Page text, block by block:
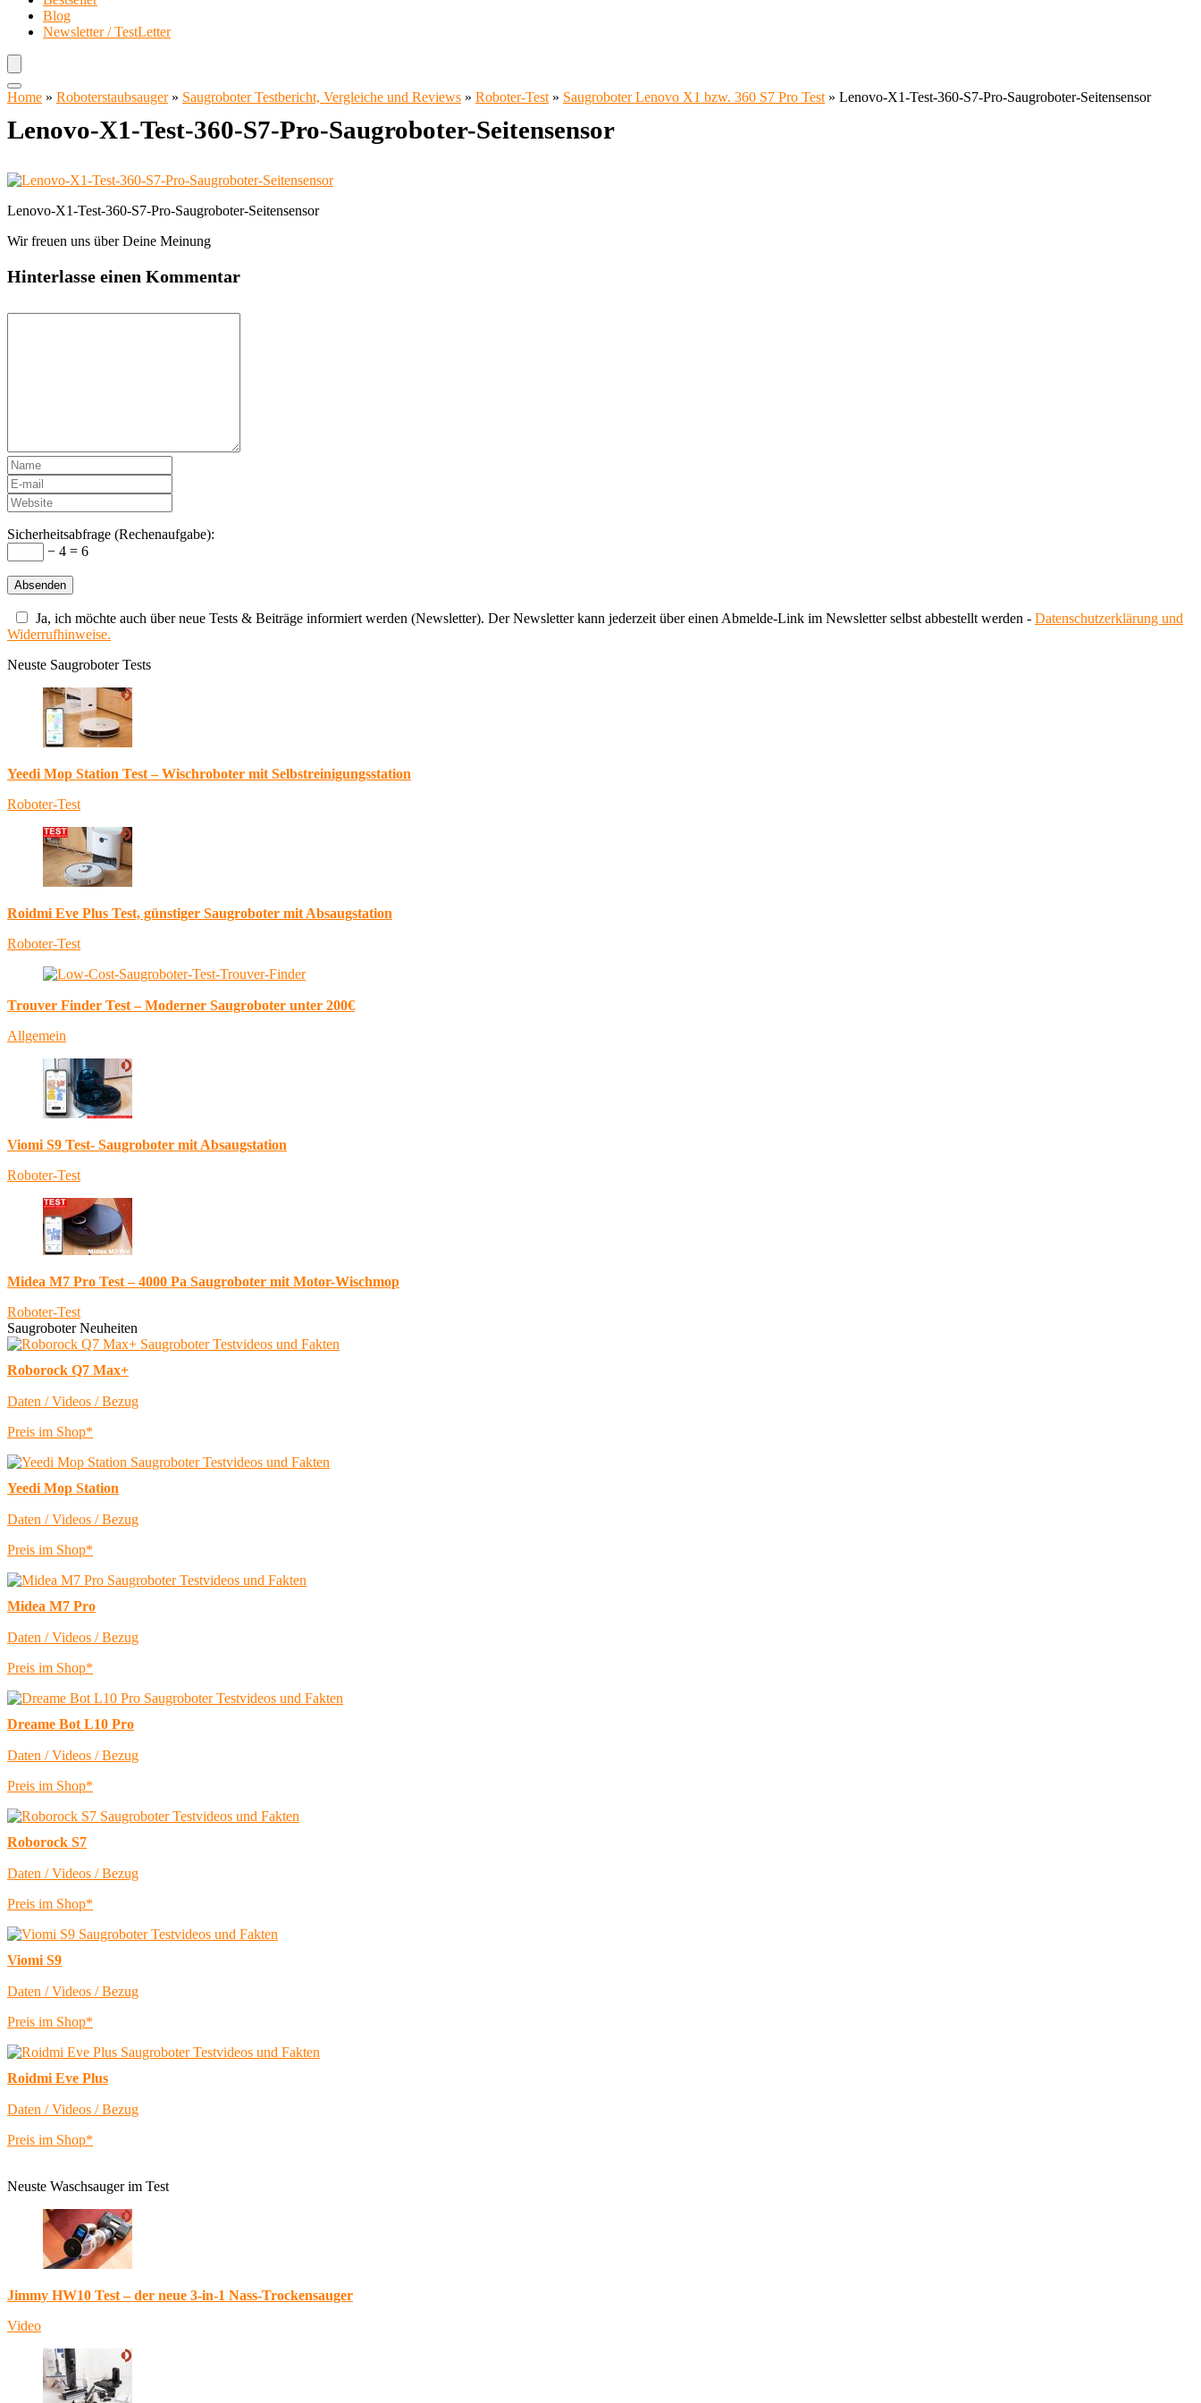
Blog
Newsletter / TestLetter
Home » Roboterstaubsauger» Saugroboter Testbericht, Vergleiche und Reviews » Roboter-Test » Saugroboter Lenovo X1 bzw. 360 S7 Pro Test » Lenovo-X1-Test-360-S7-Pro-Saugroboter-Seitensensor
Lenovo-X1-Test-360-S7-Pro-Saugroboter-Seitensensor
Lenovo-X1-Test-360-S7-Pro-Saugroboter-Seitensensor
Wir freuen uns über Deine Meinung
Hinterlasse einen Kommentar
Sicherheitsabfrage (Rechenaufgabe):
− 4 = 6
Ja, ich möchte auch über neue Tests & Beiträge informiert werden (Newsletter). Der Newsletter kann jederzeit über einen Abmelde-Link im Newsletter selbst abbestellt werden - Datenschutzerklärung und
Widerrufhinweise.
Neuste Saugroboter Tests
Yeedi Mop Station Test – Wischroboter mit Selbstreinigungsstation
Roboter-Test
Roidmi Eve Plus Test, günstiger Saugroboter mit Absaugstation
Roboter-Test
Trouver Finder Test – Moderner Saugroboter unter 200€
Allgemein
Viomi S9 Test- Saugroboter mit Absaugstation
Roboter-Test
Midea M7 Pro Test – 4000 Pa Saugroboter mit Motor-Wischmop
Roboter-Test
Saugroboter Neuheiten
Roborock Q7 Max+
Daten / Videos / Bezug
Preis im Shop*
Yeedi Mop Station
Daten / Videos / Bezug
Preis im Shop*
Midea M7 Pro
Daten / Videos / Bezug
Preis im Shop*
Dreame Bot L10 Pro
Daten / Videos / Bezug
Preis im Shop*
Roborock S7
Daten / Videos / Bezug
Preis im Shop*
Viomi S9
Daten / Videos / Bezug
Preis im Shop*
Roidmi Eve Plus
Daten / Videos / Bezug
Preis im Shop*
Neuste Waschsauger im Test
Jimmy HW10 Test – der neue 3-in-1 Nass-Trockensauger
Video